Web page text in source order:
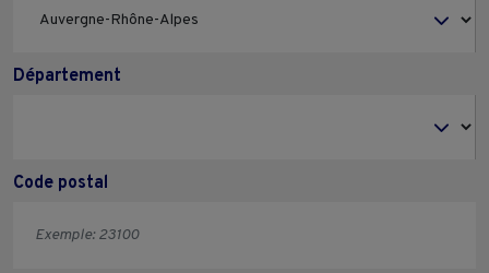
Département
Code postal